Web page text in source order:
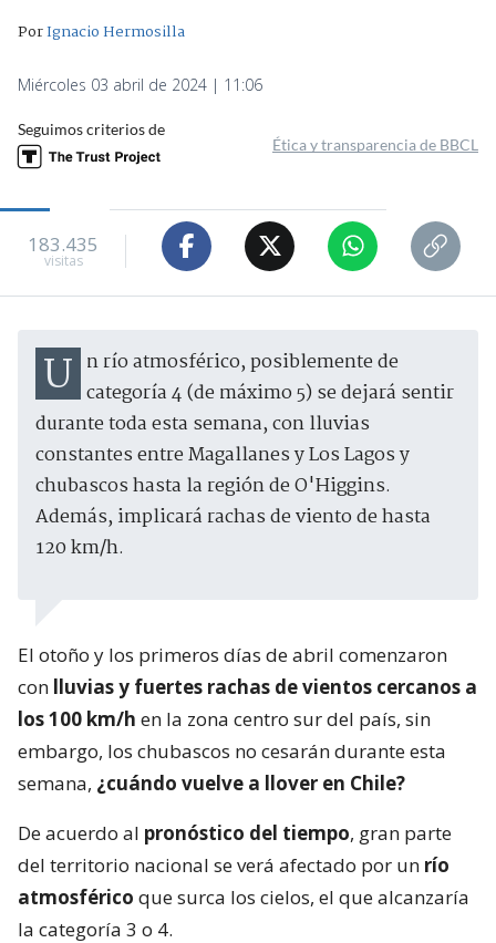
PorIgnacio Hermosilla
Miércoles 03 abril de 2024 | 11:06
Seguimos criterios de
Ética y transparencia de BBCL
183.435
visitas
Un río atmosférico, posiblemente de categoría 4 (de máximo 5) se dejará sentir
durante toda esta semana, con lluvias
constantes entre Magallanes y Los Lagos y
chubascos hasta la región de O'Higgins.
Además, implicará rachas de viento de hasta
120 km/h.
El otoño y los primeros días de abril comenzaron
con lluvias y fuertes rachas de vientos cercanos a
los 100 km/h en la zona centro sur del país, sin
embargo, los chubascos no cesarán durante esta
semana, ¿cuándo vuelve a llover en Chile?
De acuerdo al pronóstico del tiempo, gran parte
del territorio nacional se verá afectado por un río
atmosférico que surca los cielos, el que alcanzaría
la categoría 3 o 4.